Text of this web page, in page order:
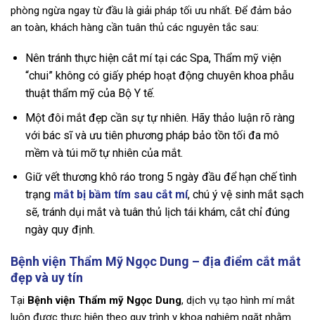
phòng ngừa ngay từ đầu là giải pháp tối ưu nhất. Để đảm bảo
an toàn, khách hàng cần tuân thủ các nguyên tắc sau:
Nên tránh thực hiện cắt mí tại các Spa, Thẩm mỹ viện
“chui” không có giấy phép hoạt động chuyên khoa phẫu
thuật thẩm mỹ của Bộ Y tế.
Một đôi mắt đẹp cần sự tự nhiên. Hãy thảo luận rõ ràng
với bác sĩ và ưu tiên phương pháp bảo tồn tối đa mô
mềm và túi mỡ tự nhiên của mắt.
Giữ vết thương khô ráo trong 5 ngày đầu để hạn chế tình
trạng mắt bị bầm tím sau cắt mí, chú ý vệ sinh mắt sạch
sẽ, tránh dụi mắt và tuân thủ lịch tái khám, cắt chỉ đúng
ngày quy định.
Bệnh viện Thẩm Mỹ Ngọc Dung – địa điểm cắt mắt
đẹp và uy tín
Tại Bệnh viện Thẩm mỹ Ngọc Dung, dịch vụ tạo hình mí mắt
luôn được thực hiện theo quy trình y khoa nghiêm ngặt nhằm